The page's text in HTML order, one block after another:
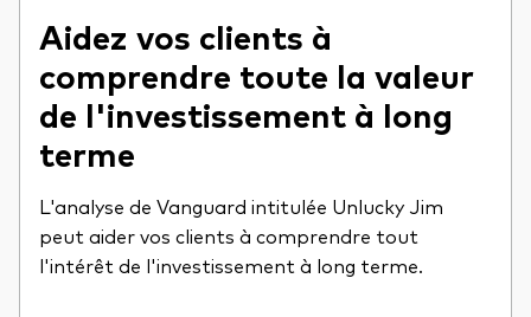
Aidez vos clients à
comprendre toute la valeur
de l'investissement à long
terme
L'analyse de Vanguard intitulée Unlucky Jim
peut aider vos clients à comprendre tout
l'intérêt de l'investissement à long terme.